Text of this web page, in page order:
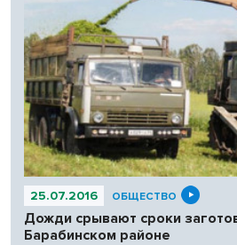
25.07.2016 ОБЩЕСТВО
Дожди срывают сроки
Барабинском районе